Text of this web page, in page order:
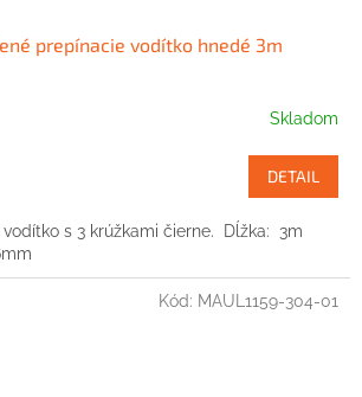
prepínacie vodítko hnedé 3m
Skladom
DETAIL
vodítko s 3 krúžkami čierne. Dĺžka: 3m
Kód: MAUL1159-304-01